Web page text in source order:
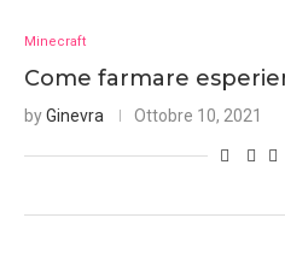
Minecraft
Come farmare
byGinevra Ottobre 10, 2021